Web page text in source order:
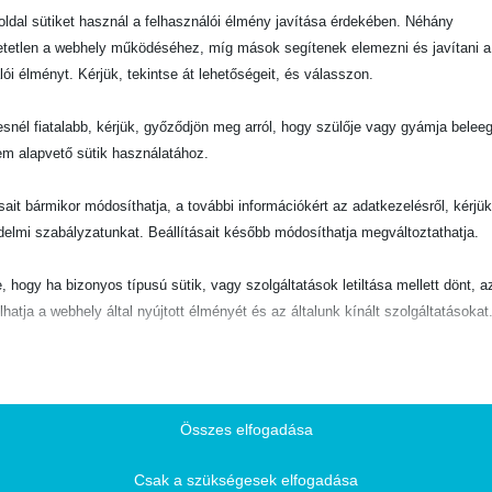
sütiket használ a felhasználói élmény javítása érdekében. Néhány
a webhely működéséhez, míg mások segítenek elemezni és javítani a
élményt. Kérjük, tekintse át lehetőségeit, és válasszon.
fiatalabb, kérjük, győződjön meg arról, hogy szülője vagy gyámja
alapvető sütik használatához.
bármikor módosíthatja, a további információkért az adatkezelésről,
szabályzatunkat. Beállításait később módosíthatja megváltoztathatja.
hogy ha bizonyos típusú sütik, vagy szolgáltatások letiltása mellett dönt,
a webhely által nyújtott élményét és az általunk kínált szolgáltatásokat.
szolgáltatások a GDPR szerint nem igénylik a felhasználó hozzájárulását.
Összes elfogadása
Csak a szükségesek elfogadása